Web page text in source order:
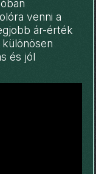
venni a
ár-érték
és jól